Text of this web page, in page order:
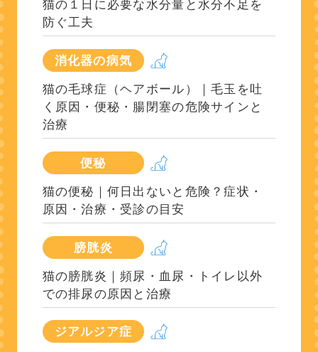
猫の１日に必要な水分量と水分不足を
防ぐ工夫
消化器の病気
猫の毛球症（ヘアボール）｜毛玉を吐
く原因・便秘・腸閉塞の危険サインと
治療
便秘
猫の便秘｜何日出ないと危険？症状・
原因・治療・受診の目安
膀胱炎
猫の膀胱炎｜頻尿・血尿・トイレ以外
での排尿の原因と治療
ジアルジア症